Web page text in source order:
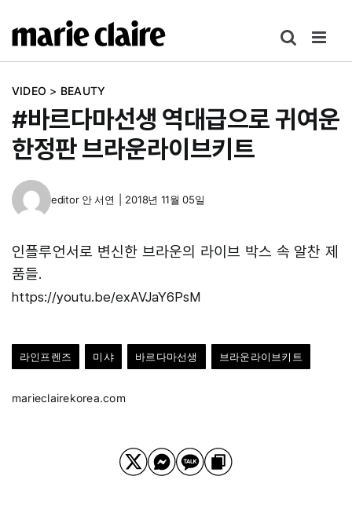
텐
VIDEO > BEAUTY
#바르다마선생 역대급으로 귀여운
한정판 브라운라이브키트
editor 안 서연 2018년 11월 05일
인플루언서로 변신한 브라운의 라이브 박스 속 알찬 제
품들.
https://youtu.be/exAVJaY6PsM
라인프렌즈 미샤 바르다마선생 브라운라이브키트
marieclairekorea.com